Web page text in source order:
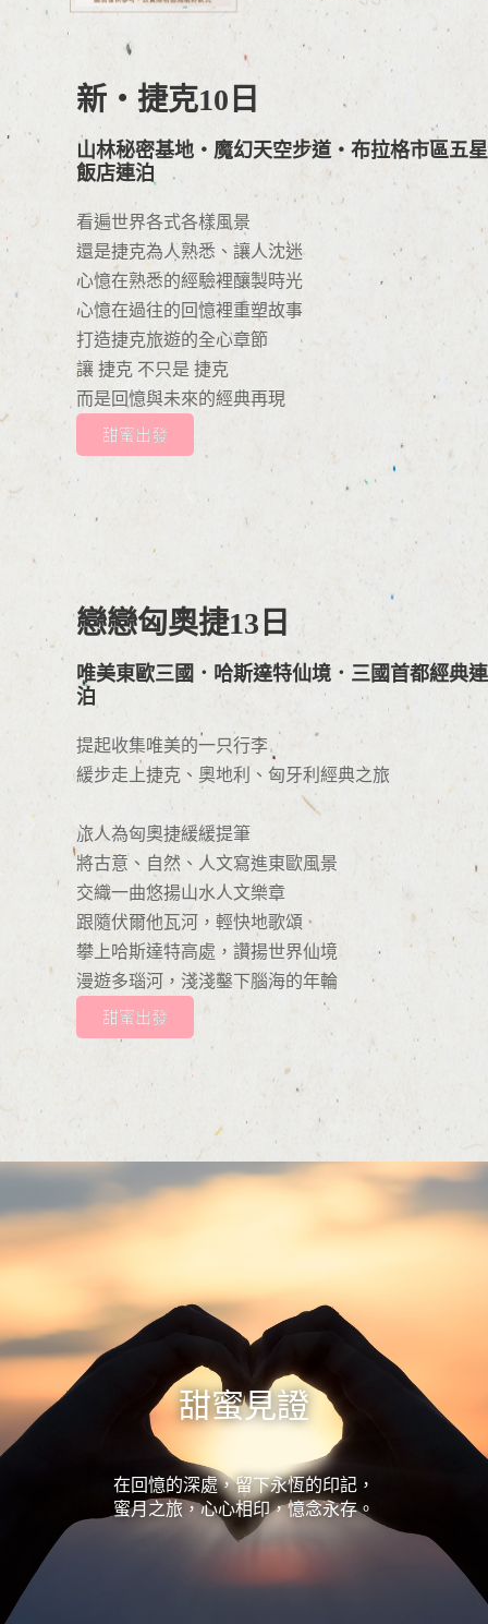
新・捷克10日
山林秘密基地・魔幻天空步道・布拉格市區五星
飯店連泊
看遍世界各式各樣風景
還是捷克為人熟悉、讓人沈迷
心憶在熟悉的經驗裡釀製時光
心憶在過往的回憶裡重塑故事
打造捷克旅遊的全心章節
讓 捷克 不只是 捷克
而是回憶與未來的經典再現
甜蜜出發
戀戀匈奧捷13日
唯美東歐三國．哈斯達特仙境．三國首都經典連
泊
提起收集唯美的一只行李
緩步走上捷克、奧地利、匈牙利經典之旅
旅人為匈奧捷緩緩提筆
將古意、自然、人文寫進東歐風景
交織一曲悠揚山水人文樂章
跟隨伏爾他瓦河，輕快地歌頌
攀上哈斯達特高處，讚揚世界仙境
漫遊多瑙河，淺淺鑿下腦海的年輪
甜蜜出發
甜蜜見證
在回憶的深處，留下永恆的印記，
蜜月之旅，心心相印，憶念永存。